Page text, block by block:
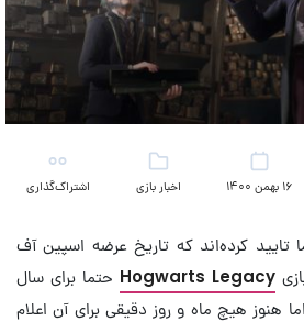
16 بهمن 1400 اخبار بازی اشتراک‌گذاری
تایید کرده‌اند که تاریخ عرضه اسپین آف
Hogwarts Legacy حتما برای سال
اما هنوز هیچ ماه و روز دقیقی برای آن اعلام